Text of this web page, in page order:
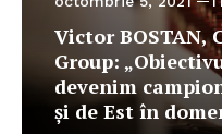
Victor BOSTAN,
Group:
devenim
şi de Est în